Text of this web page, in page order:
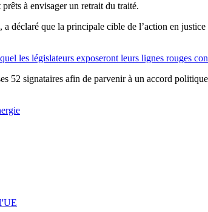
à envisager un retrait du traité.
que la principale cible de l’action en
les législateurs exposeront leurs lignes rouges
52 signataires afin de parvenir à un accord